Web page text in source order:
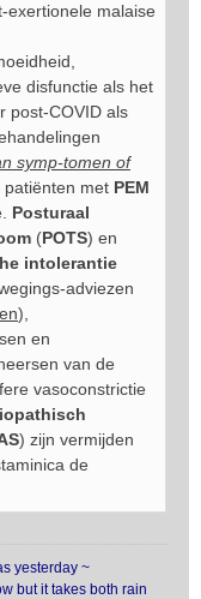
exertionele malaise
disfunctie als het
post-COVID als
symp-tomen of
patiënten met PEM
Posturaal
(POTS) en
intolerantie
adviezen
),
en
van de
vasoconstrictie
) zijn vermijden
de
yesterday ~
but it takes both rain